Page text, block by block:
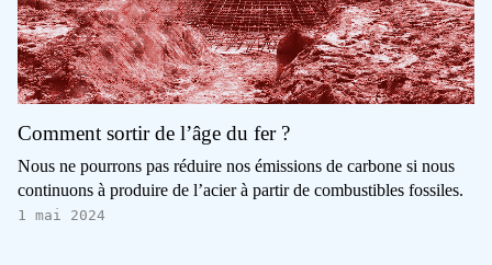
Comment sortir de l’âge du fer ?
Nous ne pourrons pas réduire nos émissions de carbone si nous
continuons à produire de l’acier à partir de combustibles fossiles.
1 mai 2024